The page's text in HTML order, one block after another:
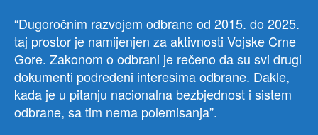
“Dugoročnim razvojem odbrane od 2015. do 2025.
taj prostor je namijenjen za aktivnosti Vojske Crne
Gore. Zakonom o odbrani je rečeno da su svi drugi
dokumenti podređeni interesima odbrane. Dakle,
kada je u pitanju nacionalna bezbjednost i sistem
odbrane, sa tim nema polemisanja”.